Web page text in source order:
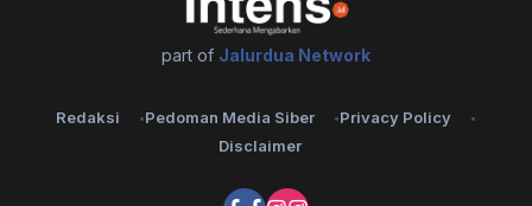
part of Jalurdua Network
Redaksi Pedoman Media Siber
Privacy Policy
Disclaimer